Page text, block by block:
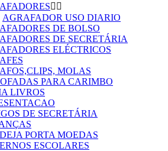
 
AGRAFADOR USO DIARIO
DE BOLSO
DE SECRETÁRIA
ELÉCTRICOS
MOLAS
PARA CARIMBO
LIVROS
DE SECRETÁRIA
PORTA MOEDAS
ESCOLARES